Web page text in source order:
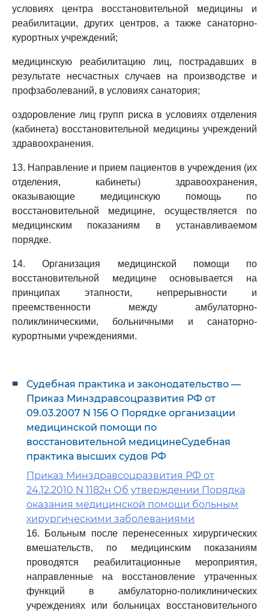
условиях центра восстановительной медицины и
реабилитации, других центров, а также санаторно-
курортных учреждений;
медицинскую реабилитацию лиц, пострадавших в
результате несчастных случаев на производстве и
профзаболеваний, в условиях санатория;
оздоровление лиц групп риска в условиях отделения
(кабинета) восстановительной медицины учреждений
здравоохранения.
13. Направление и прием пациентов в учреждения (их
отделения, кабинеты) здравоохранения,
оказывающие медицинскую помощь по
восстановительной медицине, осуществляется по
медицинским показаниям в устанавливаемом
порядке.
14. Организация медицинской помощи по
восстановительной медицине основывается на
принципах этапности, непрерывности и
преемственности между амбулаторно-
поликлиническими, больничными и санаторно-
курортными учреждениями.
Судебная практика и законодательство —
Приказ Минздравсоцразвития РФ от
09.03.2007 N 156 О Порядке организации
медицинской помощи по
восстановительной медицинеСудебная
практика высших судов РФ
Приказ Минздравсоцразвития РФ от
24.12.2010 N 1182н Об утверждении Порядка
оказания медицинской помощи больным
хирургическими заболеваниями
16. Больным после перенесенных хирургических
вмешательств, по медицинским показаниям
проводятся реабилитационные мероприятия,
направленные на восстановление утраченных
функций в амбулаторно-поликлинических
учреждениях или больницах восстановительного